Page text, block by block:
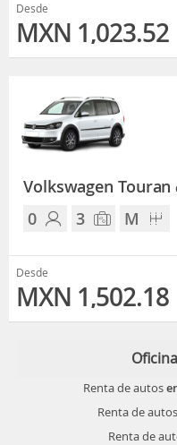
Desde
MXN 1,023.52
Volkswagen Touran
0 3 M
Desde
MXN 1,502.18
Renta de autos
Renta de autos
Renta de